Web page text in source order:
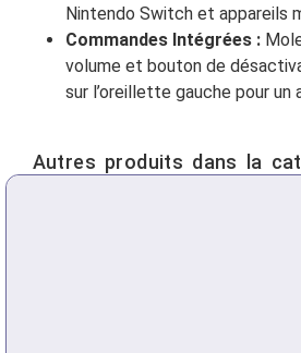
Nintendo Switch et appareils
Commandes Intégrées :
volume et bouton de
sur l’oreillette gauche pour
Autres produits dans la